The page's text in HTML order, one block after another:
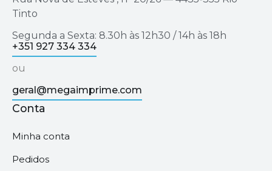
Tinto
Segunda a Sexta: 8.30h às 12h30 / 14h às 18h
+351 927 334 334
ou
geral@megaimprime.com
Conta
Minha conta
Pedidos